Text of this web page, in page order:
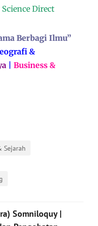
Science Direct
Berbagi Ilmu”
&
Business &
Sejarah
Somniloquy |